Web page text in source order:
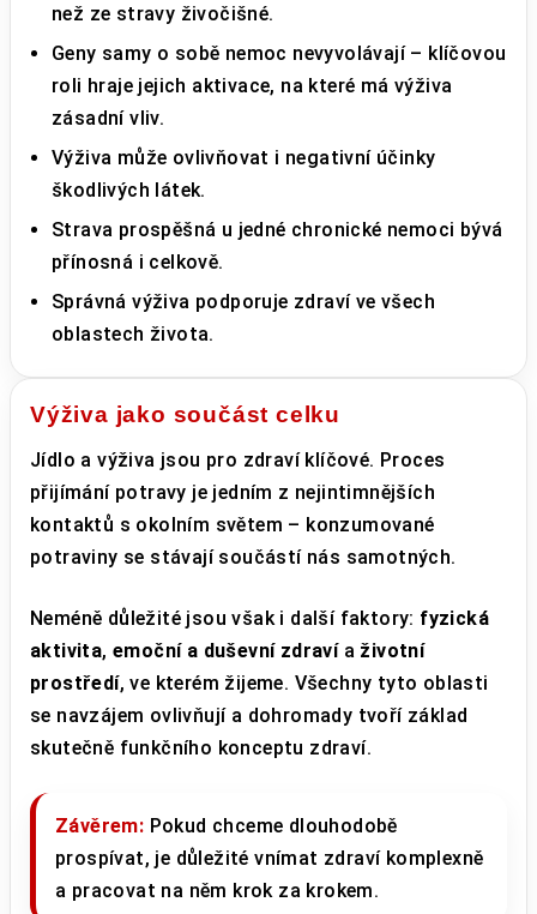
než ze stravy živočišné.
Geny samy o sobě nemoc nevyvolávají – klíčovou
roli hraje jejich aktivace, na které má výživa
zásadní vliv.
Výživa může ovlivňovat i negativní účinky
škodlivých látek.
Strava prospěšná u jedné chronické nemoci bývá
přínosná i celkově.
Správná výživa podporuje zdraví ve všech
oblastech života.
Výživa jako součást celku
Jídlo a výživa jsou pro zdraví klíčové. Proces
přijímání potravy je jedním z nejintimnějších
kontaktů s okolním světem – konzumované
potraviny se stávají součástí nás samotných.
Neméně důležité jsou však i další faktory: fyzická
aktivita,emoční a duševní zdravía životní
prostředí, ve kterém žijeme. Všechny tyto oblasti
se navzájem ovlivňují a dohromady tvoří základ
skutečně funkčního konceptu zdraví.
Závěrem: Pokud chceme dlouhodobě
prospívat, je důležité vnímat zdraví komplexně
a pracovat na něm krok za krokem.